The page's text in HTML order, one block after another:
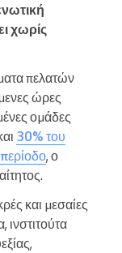
χωρίς
πελατών
ώρες
ομάδες
30% του
, ο
και μεσαίες